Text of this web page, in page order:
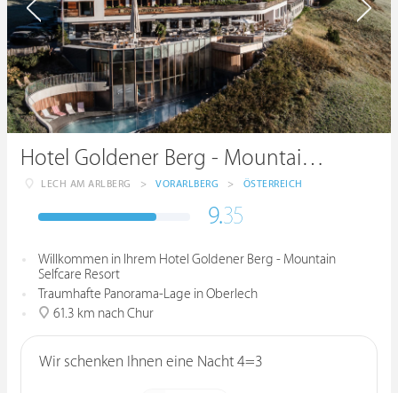
Hotel Goldener Berg - Mountain Selfcare Resort
LECH AM ARLBERG > VORARLBERG > ÖSTERREICH
9.35
Willkommen in Ihrem Hotel Goldener Berg - Mountain
Selfcare Resort
Traumhafte Panorama-Lage in Oberlech
61.3 km nach Chur
Wir schenken Ihnen eine Nacht 4=3